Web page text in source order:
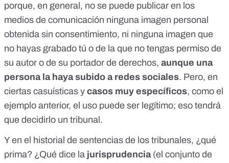
porque, en general, no se puede publicar en los
medios de comunicación ninguna imagen personal
obtenida sin consentimiento, ni ninguna imagen que
no hayas grabado tú o de la que no tengas permiso de
su autor o de su portador de derechos, aunque una
persona la haya subido a redes sociales. Pero, en
ciertas casuísticas y casos muy específicos, como el
ejemplo anterior, el uso puede ser legítimo; eso tendrá
que decidirlo un tribunal.
Y en el historial de sentencias de los tribunales, ¿qué
prima? ¿Qué dice la jurisprudencia (el conjunto de